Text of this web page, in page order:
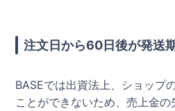
注文日から60日後が発送
BASEでは出資法上、ショップ
ことができないため、売上金の